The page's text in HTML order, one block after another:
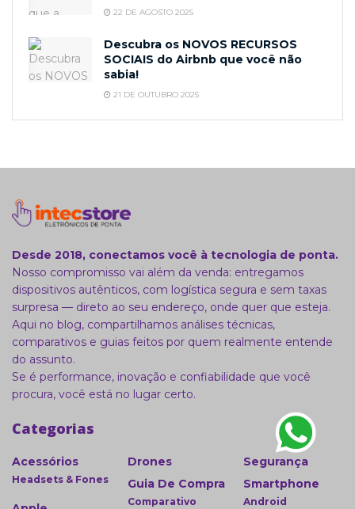
22 DE AGOSTO 2025
Descubra os NOVOS RECURSOS
SOCIAIS do Airbnb que você não
sabia!
21 DE OUTUBRO 2025
Desde 2018, conectamos você à tecnologia de ponta.
Nosso compromisso vai além da venda: entregamos
dispositivos autênticos, com logística segura e sem taxas
surpresa — direto ao seu endereço, onde quer que esteja.
Aqui no blog, compartilhamos análises técnicas,
comparativos e guias feitos por quem realmente entende
do assunto.
Se é performance, inovação e confiabilidade que você
procura, você está no lugar certo.
Categorias
Acessórios
Headsets & Fones
Drones
Guia De Compra
Comparativo
Segurança
Smartphone
Android